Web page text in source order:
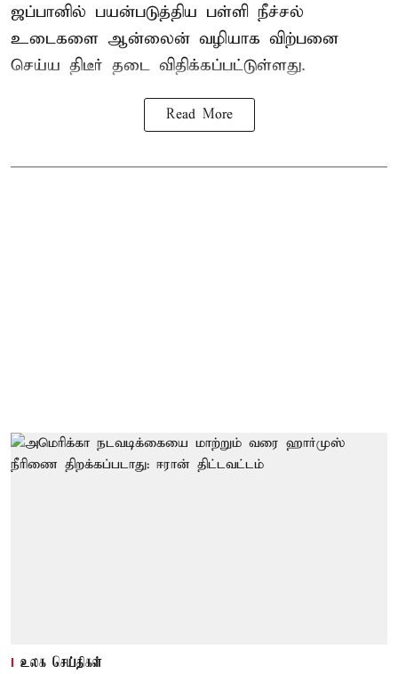
ஜப்பானில் பயன்படுத்திய பள்ளி நீச்சல்
உடைகளை ஆன்லைன் வழியாக விற்பனை
செய்ய திடீர் தடை விதிக்கப்பட்டுள்ளது.
Read More
உலக செய்திகள்